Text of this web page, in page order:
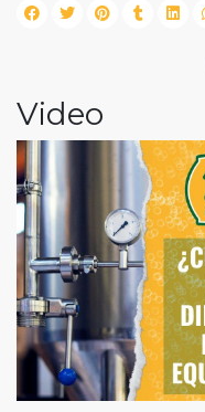
Video